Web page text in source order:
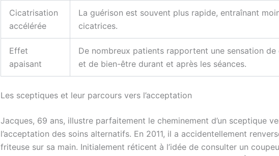
Cicatrisation
accélérée
La guérison est souvent plus rapide, entraînant
cicatrices.
Effet
apaisant
De nombreux patients rapportent une sensation
et de bien-être durant et après les séances.
Les sceptiques et leur parcours vers l’acceptation
Jacques, 69 ans, illustre parfaitement le cheminement d’un sceptique
l’acceptation des soins alternatifs. En 2011, il a accidentellement
friteuse sur sa main. Initialement réticent à l’idée de consulter un